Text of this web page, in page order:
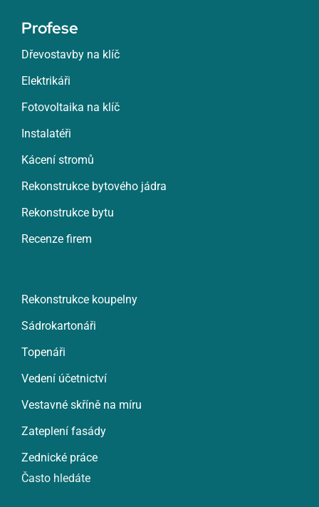
Profese
Dřevostavby na klíč
Elektrikáři
Fotovoltaika na klíč
Instalatéři
Kácení stromů
Rekonstrukce bytového jádra
Rekonstrukce bytu
Recenze firem
Rekonstrukce koupelny
Sádrokartonáři
Topenáři
Vedení účetnictví
Vestavné skříně na míru
Zateplení fasády
Zednické práce
Často hledáte